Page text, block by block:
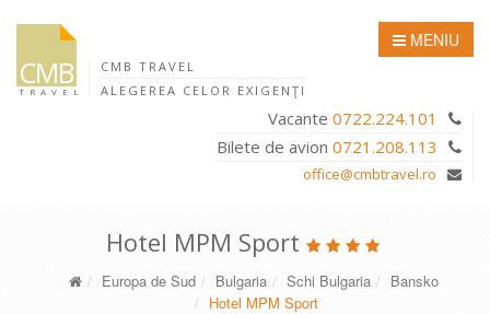
MENIU
CMB
TRAVEL
CMB TRAVEL
ALEGEREA CELOR EXIGENŢI
Vacante 0722.224.101
Bilete de avion 0721.208.113
office@cmbtravel.ro
Hotel MPM Sport
Europa de Sud Bulgaria Schi Bulgaria
Bansko
Hotel MPM Sport